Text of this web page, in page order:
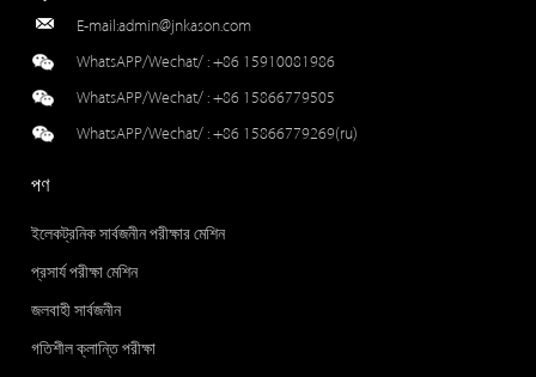
E-mail:admin@jnkason.com
WhatsAPP/Wechat/ :+86 15910081986
WhatsAPP/Wechat/ :+86 15866779505
WhatsAPP/Wechat/ :+86 15866779269(ru)
পণ
ইলেকট্রনিক সার্বজনীন পরীক্ষার মেশিন
প্রসার্য পরীক্ষা মেশিন
জলবাহী সার্বজনীন
গতিশীল ক্লান্তি পরীক্ষা